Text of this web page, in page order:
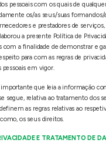
pessoais com os quais de
os/as seus/suas formandos/
e prestadores de
a presente Política de
com a finalidade de demonstrar e
para com as regras de
pessoais em vigor.
que leia a informação
segue, relativa ao tratamento dos
as regras relativas ao
os seus direitos.
E TRATAMENTO DE